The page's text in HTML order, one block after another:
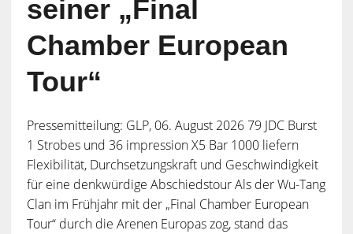
seiner „Final
Chamber European
Tour“
Pressemitteilung: GLP, 06. August 2026 79 JDC Burst
1 Strobes und 36 impression X5 Bar 1000 liefern
Flexibilität, Durchsetzungskraft und Geschwindigkeit
für eine denkwürdige Abschiedstour Als der Wu-Tang
Clan im Frühjahr mit der „Final Chamber European
Tour“ durch die Arenen Europas zog, stand das